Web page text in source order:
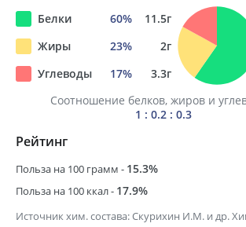
Белки 60% 11.5г
Жиры
23% 2г
Углеводы
17% 3.3г
Соотношение белков, жиров и
1 : 0.2 : 0.3
Рейтинг
Польза на 100 грамм - 15.3%
Польза на 100 ккал - 17.9%
Источник хим. состава:Скурихин И.М. и др.